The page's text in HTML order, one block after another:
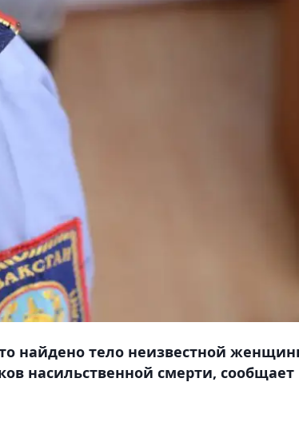
найдено тело неизвестной
насильственной смерти, сообщает